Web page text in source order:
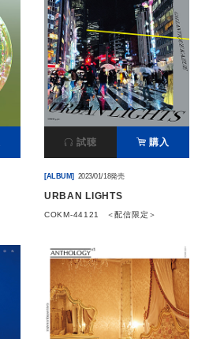
試聴 購入
[ALBUM] 2023/01/18発売
URBAN LIGHTS
COKM-44121 ＜配信限定＞